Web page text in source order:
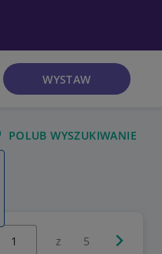
WYSTAW
POLUB WYSZUKIWANIE
stronę:
z 5
wskazówkę